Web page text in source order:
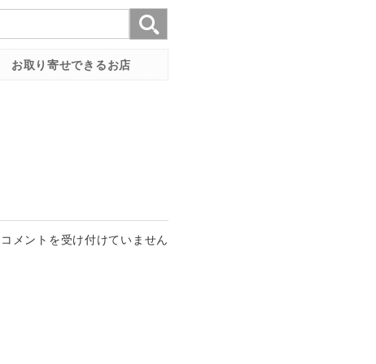
コメントを受け付けていません
お取り寄せできるお店